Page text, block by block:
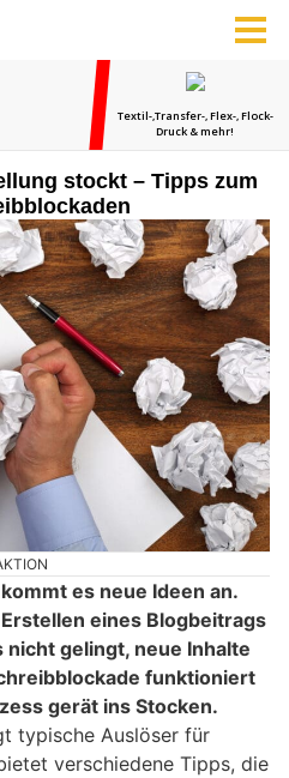
stockt – Tipps zum
es neue Ideen an.
eines Blogbeitrags
nicht gelingt, neue Inhalte
funktioniert
gerät ins Stocken.
typische Auslöser für
verschiedene Tipps, die